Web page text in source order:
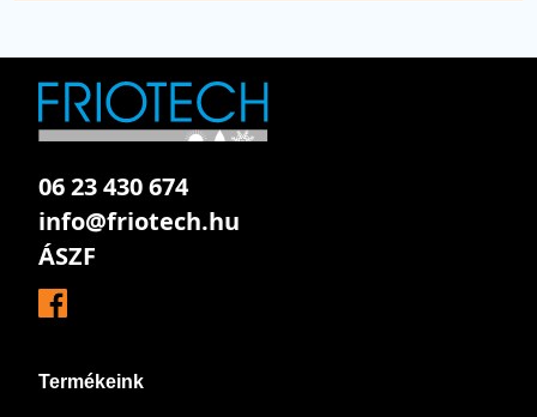
06 23 430 674
info@friotech.hu
ÁSZF
Termékeink